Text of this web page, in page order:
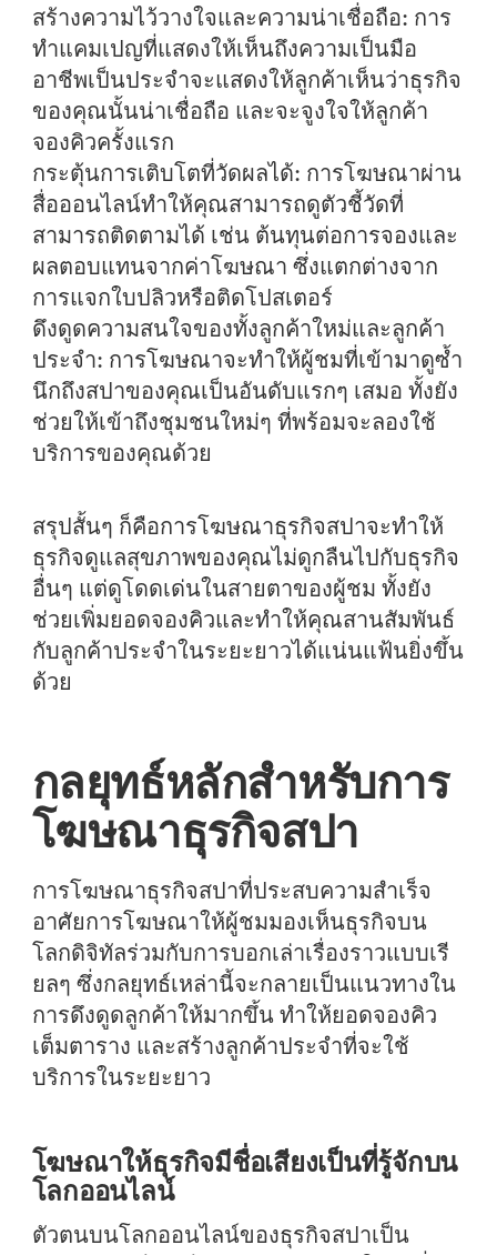
สร้างความไว้วางใจและความน่าเชื่อถือ: การ
ทำแคมเปญที่แสดงให้เห็นถึงความเป็นมือ
อาชีพเป็นประจำจะแสดงให้ลูกค้าเห็นว่าธุรกิจ
ของคุณนั้นน่าเชื่อถือ และจะจูงใจให้ลูกค้า
จองคิวครั้งแรก
กระตุ้นการเติบโตที่วัดผลได้: การโฆษณาผ่าน
สื่อออนไลน์ทำให้คุณสามารถดูตัวชี้วัดที่
สามารถติดตามได้ เช่น ต้นทุนต่อการจองและ
ผลตอบแทนจากค่าโฆษณา ซึ่งแตกต่างจาก
การแจกใบปลิวหรือติดโปสเตอร์
ดึงดูดความสนใจของทั้งลูกค้าใหม่และลูกค้า
ประจำ: การโฆษณาจะทำให้ผู้ชมที่เข้ามาดูซ้ำ
นึกถึงสปาของคุณเป็นอันดับแรกๆ เสมอ ทั้งยัง
ช่วยให้เข้าถึงชุมชนใหม่ๆ ที่พร้อมจะลองใช้
บริการของคุณด้วย
สรุปสั้นๆ ก็คือการโฆษณาธุรกิจสปาจะทำให้
ธุรกิจดูแลสุขภาพของคุณไม่ดูกลืนไปกับธุรกิจ
อื่นๆ แต่ดูโดดเด่นในสายตาของผู้ชม ทั้งยัง
ช่วยเพิ่มยอดจองคิวและทำให้คุณสานสัมพันธ์
กับลูกค้าประจำในระยะยาวได้แน่นแฟ้นยิ่งขึ้น
ด้วย
กลยุทธ์หลักสำหรับการ
โฆษณาธุรกิจสปา
การโฆษณาธุรกิจสปาที่ประสบความสำเร็จ
อาศัยการโฆษณาให้ผู้ชมมองเห็นธุรกิจบน
โลกดิจิทัลร่วมกับการบอกเล่าเรื่องราวแบบเรี
ยลๆ ซึ่งกลยุทธ์เหล่านี้จะกลายเป็นแนวทางใน
การดึงดูดลูกค้าให้มากขึ้น ทำให้ยอดจองคิว
เต็มตาราง และสร้างลูกค้าประจำที่จะใช้
บริการในระยะยาว
โฆษณาให้ธุรกิจมีชื่อเสียงเป็นที่รู้จักบน
โลกออนไลน์
ตัวตนบนโลกออนไลน์ของธุรกิจสปาเป็น